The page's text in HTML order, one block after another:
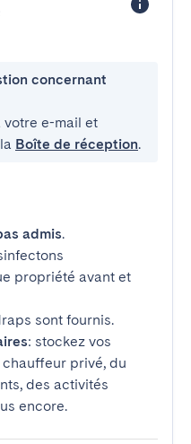
concernant
votre e-mail et
Boîte de réception.
admis.
propriété avant et
sont fournis.
: stockez vos
privé, du
des activités
encore.